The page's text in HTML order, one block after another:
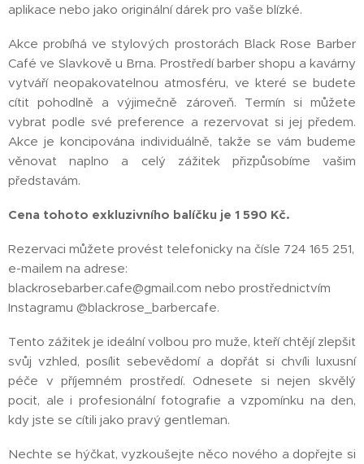
aplikace nebo jako originální dárek pro vaše blízké.
Akce probíhá ve stylových prostorách Black Rose Barber
Café ve Slavkově u Brna. Prostředí barber shopu a kavárny
vytváří neopakovatelnou atmosféru, ve které se budete
cítit pohodlně a výjimečně zároveň. Termín si můžete
vybrat podle své preference a rezervovat si jej předem.
Akce je koncipována individuálně, takže se vám budeme
věnovat naplno a celý zážitek přizpůsobíme vašim
představám.
Cena tohoto exkluzivního balíčku je 1 590 Kč.
Rezervaci můžete provést telefonicky na čísle 724 165 251,
e-mailem na adrese:
blackrosebarber.cafe@gmail.com nebo prostřednictvím
Instagramu @blackrose_barbercafe.
Tento zážitek je ideální volbou pro muže, kteří chtějí zlepšit
svůj vzhled, posílit sebevědomí a dopřát si chvíli luxusní
péče v příjemném prostředí. Odnesete si nejen skvělý
pocit, ale i profesionální fotografie a vzpomínku na den,
kdy jste se cítili jako pravý gentleman.
Nechte se hýčkat, vyzkoušejte něco nového a dopřejte si